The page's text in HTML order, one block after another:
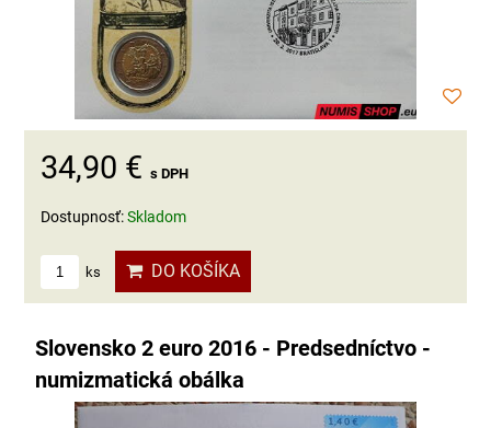
34,90 € s DPH
Dostupnosť:Skladom
ks DO KOŠÍKA
Slovensko 2 euro 2016 - Predsedníctvo -
numizmatická obálka